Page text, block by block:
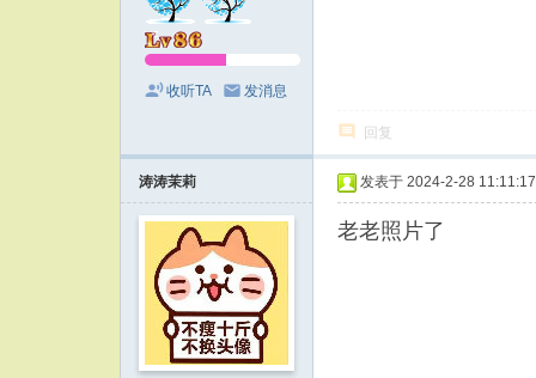
收听TA 发消息
回复
涛涛茉莉 发表于 2024-2-28 11:11:17
老老照片了